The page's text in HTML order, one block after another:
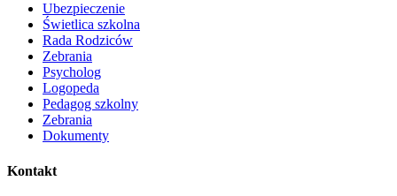
Ubezpieczenie
Świetlica szkolna
Rada Rodziców
Zebrania
Psycholog
Logopeda
Pedagog szkolny
Zebrania
Dokumenty
Kontakt